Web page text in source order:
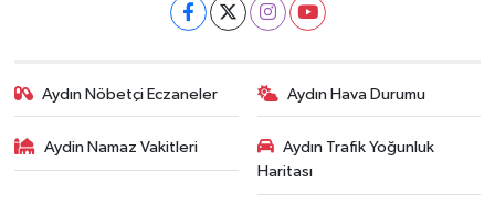
Aydın Nöbetçi Eczaneler Aydın Hava Durumu
Aydin Namaz Vakitleri
Aydın Trafik Yoğunluk
Haritası